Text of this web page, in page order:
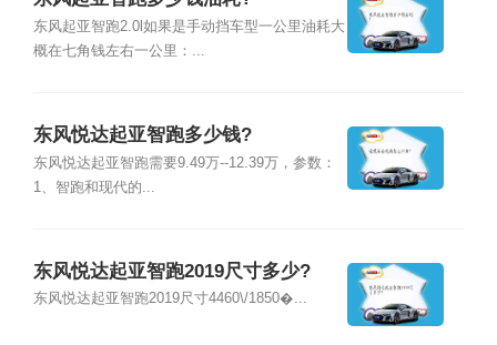
东风起亚智跑2.0l如果是手动挡车型一公里油耗大
概在七角钱左右一公里：...
东风悦达起亚智跑多少钱?
东风悦达起亚智跑需要9.49万--12.39万，参数：
1、智跑和现代的...
东风悦达起亚智跑2019尺寸多少?
东风悦达起亚智跑2019尺寸4460\/1850�...